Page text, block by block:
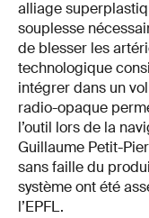
alliage
souplesse
de blesser les
technologique
intégrer dans un
radio-opaque
l’outil lors de la
Guillaume Petit-
sans faille du
système ont été
l’EPFL.